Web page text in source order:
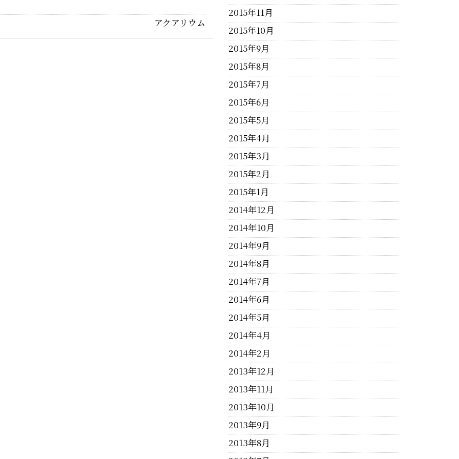
アクアリウム
2015年11月
2015年10月
2015年9月
2015年8月
2015年7月
2015年6月
2015年5月
2015年4月
2015年3月
2015年2月
2015年1月
2014年12月
2014年10月
2014年9月
2014年8月
2014年7月
2014年6月
2014年5月
2014年4月
2014年2月
2013年12月
2013年11月
2013年10月
2013年9月
2013年8月